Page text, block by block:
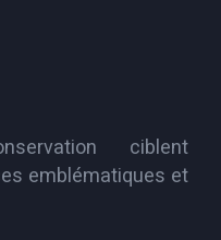
ciblent
emblématiques et